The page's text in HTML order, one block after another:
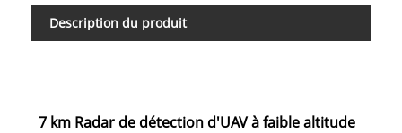
Description du produit
7 km Radar de détection d'UAV à faible altitude